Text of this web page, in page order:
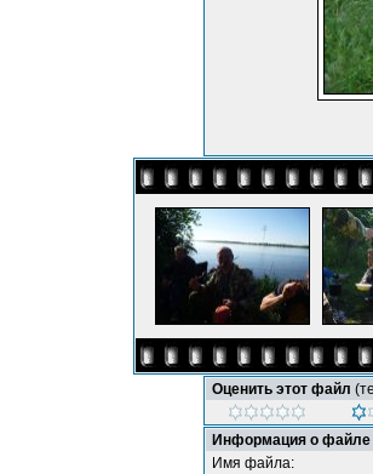
Оценить этот файл
Информация о файле
Имя файла: